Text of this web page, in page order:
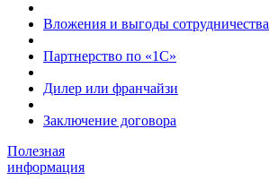
Вложения и выгоды сотрудничества
Партнерство по «1С»
Дилер или франчайзи
Заключение договора
Полезная
информация